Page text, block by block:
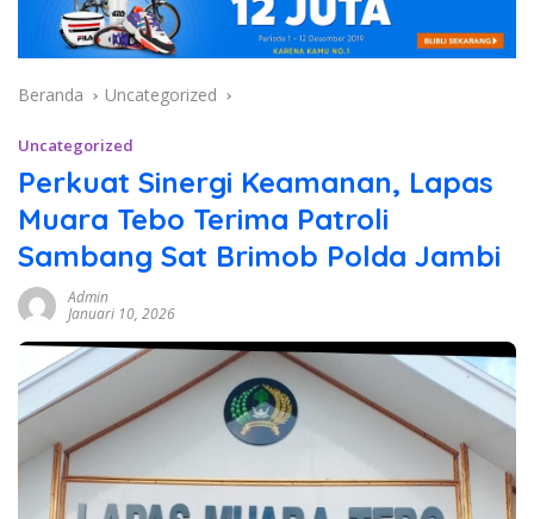
Beranda Uncategorized
Uncategorized
Perkuat Sinergi Keamanan, Lapas
Muara Tebo Terima Patroli
Sambang Sat Brimob Polda Jambi
Admin
Januari 10, 2026